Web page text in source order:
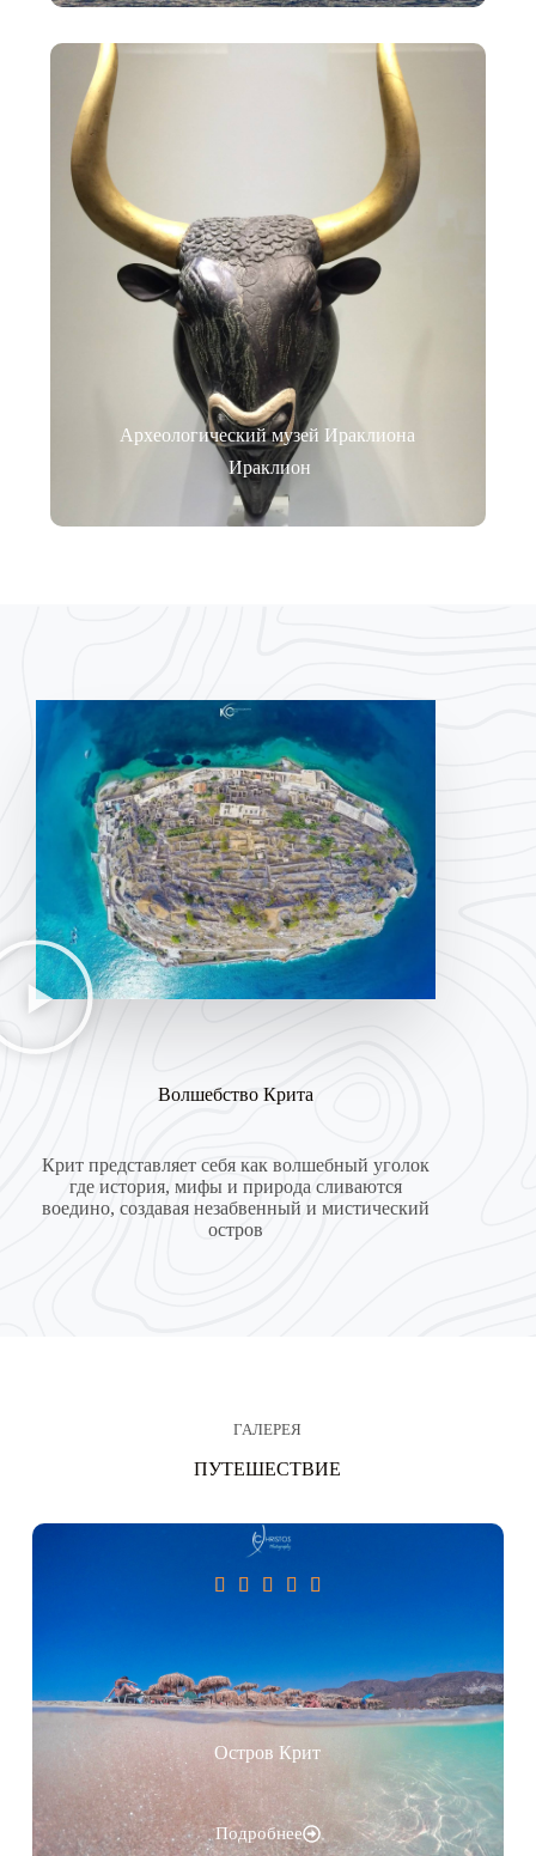
Археологический музей Ираклиона
Ираклион
Волшебство Крита
Крит представляет себя как волшебный уголок
где история, мифы и природа сливаются
воедино, создавая незабвенный и мистический
остров
ГАЛЕРЕЯ
ПУТЕШЕСТВИЕ
    
Остров Крит
Подробнее